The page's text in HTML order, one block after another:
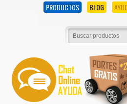
PRODUCTOS BLOG